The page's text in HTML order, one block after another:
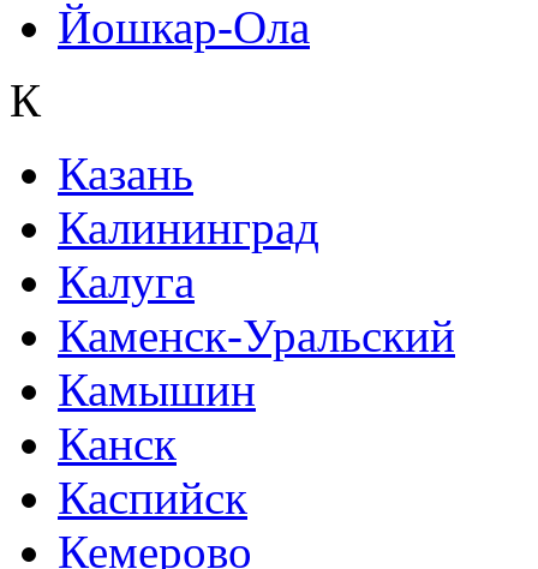
Йошкар-Ола
К
Казань
Калининград
Калуга
Каменск-Уральский
Камышин
Канск
Каспийск
Кемерово